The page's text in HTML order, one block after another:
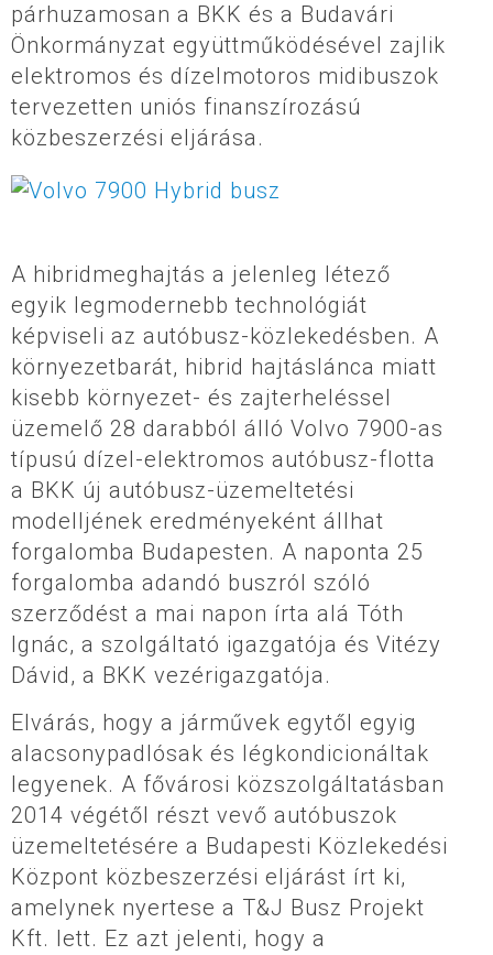
párhuzamosan a BKK és a Budavári
Önkormányzat együttműködésével zajlik
elektromos és dízelmotoros midibuszok
tervezetten uniós finanszírozású
közbeszerzési eljárása.
A hibridmeghajtás a jelenleg létező
egyik legmodernebb technológiát
képviseli az autóbusz-közlekedésben. A
környezetbarát, hibrid hajtáslánca miatt
kisebb környezet- és zajterheléssel
üzemelő 28 darabból álló Volvo 7900-as
típusú dízel-elektromos autóbusz-flotta
a BKK új autóbusz-üzemeltetési
modelljének eredményeként állhat
forgalomba Budapesten. A naponta 25
forgalomba adandó buszról szóló
szerződést a mai napon írta alá Tóth
Ignác, a szolgáltató igazgatója és Vitézy
Dávid, a BKK vezérigazgatója.
Elvárás, hogy a járművek egytől egyig
alacsonypadlósak és légkondicionáltak
legyenek. A fővárosi közszolgáltatásban
2014 végétől részt vevő autóbuszok
üzemeltetésére a Budapesti Közlekedési
Központ közbeszerzési eljárást írt ki,
amelynek nyertese a T&J Busz Projekt
Kft. lett. Ez azt jelenti, hogy a